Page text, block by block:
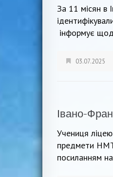
За 11 місян в
інформує
03.07.2025
Івано-
Учениця
предмети
посиланням